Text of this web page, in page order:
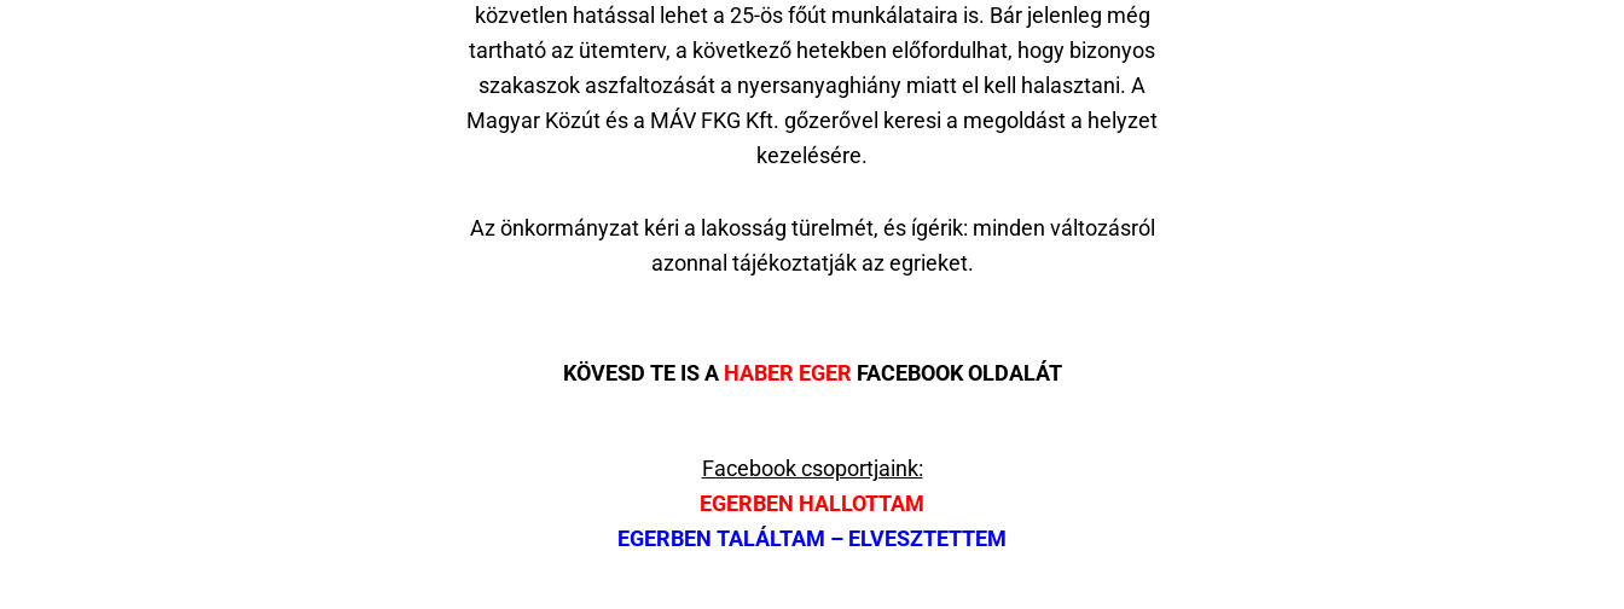
közvetlen hatással lehet a 25-ös főút munkálataira is. Bár jelenleg még
tartható az ütemterv, a következő hetekben előfordulhat, hogy bizonyos
szakaszok aszfaltozását a nyersanyaghiány miatt el kell halasztani. A
Magyar Közút és a MÁV FKG Kft. gőzerővel keresi a megoldást a helyzet
kezelésére.
Az önkormányzat kéri a lakosság türelmét, és ígérik: minden változásról
azonnal tájékoztatják az egrieket.
KÖVESD TE IS A HABER EGER FACEBOOK OLDALÁT
Facebook csoportjaink:
EGERBEN HALLOTTAM
EGERBEN TALÁLTAM – ELVESZTETTEM